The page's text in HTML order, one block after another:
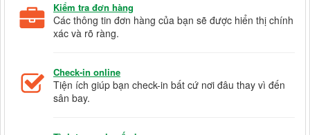
Kiểm tra đơn hàng
Các thông tin đơn hàng của bạn sẽ được hiển thị chính
xác và rõ ràng.
Check-in online
Tiện ích giúp bạn check-in bất cứ nơi đâu thay vì đến
sân bay.